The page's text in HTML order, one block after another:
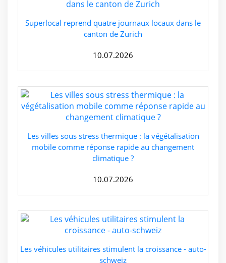
Superlocal reprend quatre journaux locaux dans le
canton de Zurich
10.07.2026
Les villes sous stress thermique : la végétalisation
mobile comme réponse rapide au changement
climatique ?
10.07.2026
Les véhicules utilitaires stimulent la croissance - auto-
schweiz